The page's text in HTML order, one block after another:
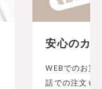
安心のカ
WEBでのお買
話での注文も